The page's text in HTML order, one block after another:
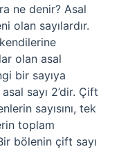
ne denir? Asal
olan sayılardır.
kendilerine
olan asal
bir sayıya
sayı 2’dir. Çift
sayısını, tek
toplam
bölenin çift sayı